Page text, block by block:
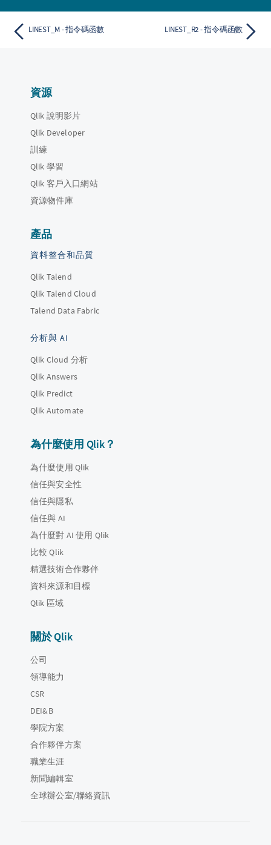
LINEST_M - 指令碼函數 LINEST_R2 - 指令碼函數
資源
Qlik 說明影片
Qlik Developer
訓練
Qlik 學習
Qlik 客戶入口網站
資源物件庫
產品
資料整合和品質
Qlik Talend
Qlik Talend Cloud
Talend Data Fabric
分析與 AI
Qlik Cloud 分析
Qlik Answers
Qlik Predict
Qlik Automate
為什麼使用 Qlik？
為什麼使用 Qlik
信任與安全性
信任與隱私
信任與 AI
為什麼對 AI 使用 Qlik
比較 Qlik
精選技術合作夥伴
資料來源和目標
Qlik 區域
關於 Qlik
公司
領導能力
CSR
DEI&B
學院方案
合作夥伴方案
職業生涯
新聞編輯室
全球辦公室/聯絡資訊